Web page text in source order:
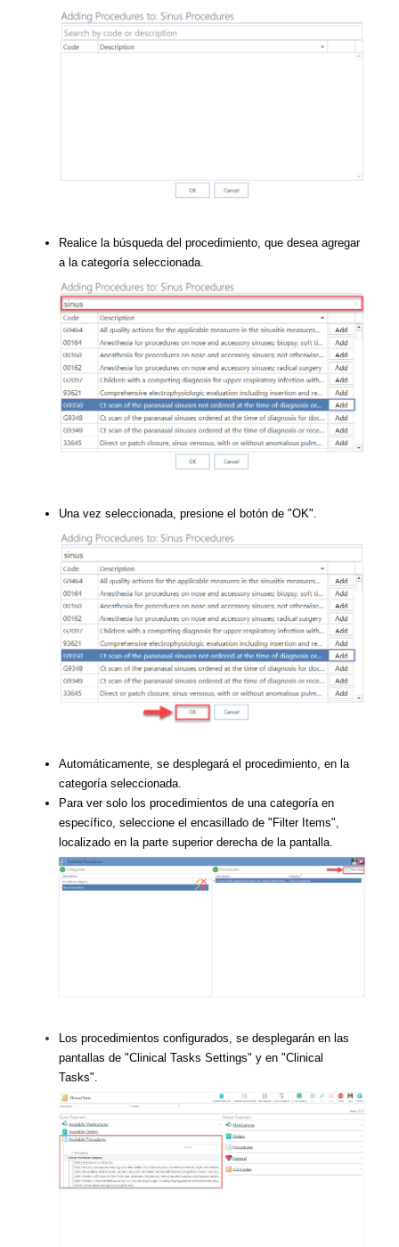
Realice la búsqueda del procedimiento, que desea agregar
a la categoría seleccionada.
Una vez seleccionada, presione el botón de "OK".
Automáticamente, se desplegará el procedimiento, en la
categoría seleccionada.
Para ver solo los procedimientos de una categoría en
específico, seleccione el encasillado de "Filter Items",
localizado en la parte superior derecha de la pantalla.
Los procedimientos configurados, se desplegarán en las
pantallas de "Clinical Tasks Settings" y en "Clinical
Tasks".